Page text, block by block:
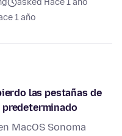
asked Hace 1 año
1 año
las pestañas de
MacOS Sonoma